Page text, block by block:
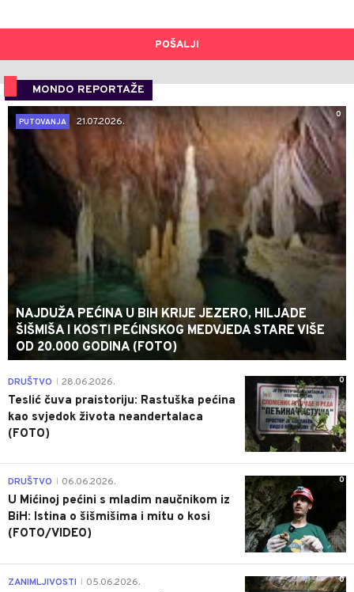
POŠALJI
MONDO REPORTAŽE
0
PUTOVANJA
21.07.2026.
NAJDUŽA PEĆINA U BIH KRIJE JEZERO, HILJADE
ŠIŠMIŠA I KOSTI PEĆINSKOG MEDVJEDA STARE VIŠE
OD 20.000 GODINA (FOTO)
0
DRUŠTVO 28.06.2026.
Teslić čuva praistoriju: Rastuška pećina
kao svjedok života neandertalaca
(FOTO)
0
DRUŠTVO 06.06.2026.
U Mićinoj pećini s mladim naučnikom iz
BiH: Istina o šišmišima i mitu o kosi
(FOTO/VIDEO)
0
ZANIMLJIVOSTI 05.06.2026.